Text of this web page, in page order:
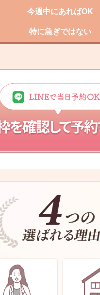
今週中にあればOK
特に急ぎではない